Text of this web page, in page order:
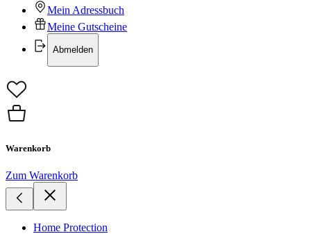
Mein Adressbuch
Meine Gutscheine
Abmelden
Warenkorb
Zum Warenkorb
Home Protection